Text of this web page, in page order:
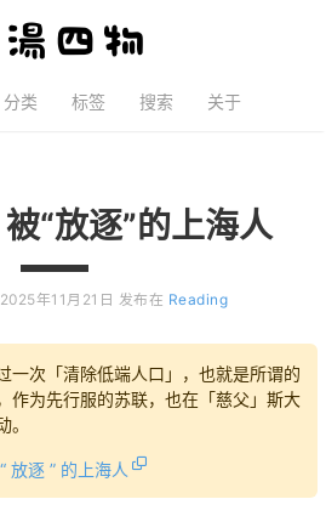
分类 标签 搜索 关于
“放逐”的上海人
2025年11月21日 发布在 Reading
一次「清除低端人口」，也就是所谓的
作为先行服的苏联，也在「慈父」斯大
放逐 ” 的上海人